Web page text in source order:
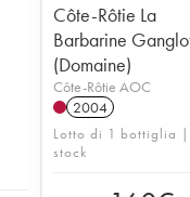
Côte-Rôtie La
Barbarine
(Domaine)
Côte-Rôtie AOC
2004
Lotto di 1 bottiglia
stock